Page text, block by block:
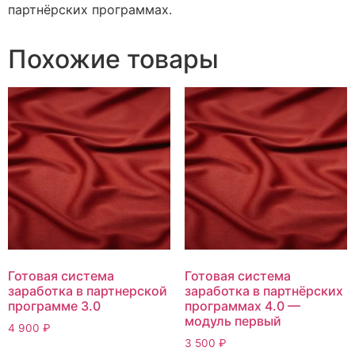
партнёрских программах.
Похожие товары
Готовая система
заработка в партнерской
программе 3.0
4 900 ₽
Готовая система
заработка в партнёрских
программах 4.0 —
модуль первый
3 500 ₽